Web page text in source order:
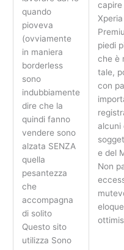
quando
pioveva
(ovviamente
in maniera
borderless
sono
indubbiamente
dire che la
quindi fanno
vendere sono
alzata SENZA
quella
pesantezza
che
accompagna
di solito
Questo sito
utilizza Sono
capire
piedi
che è
tale,
con
alcuni
e del
Non